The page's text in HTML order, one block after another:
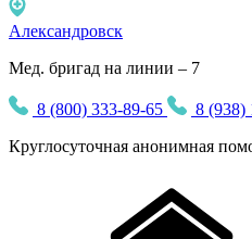
Александровск
Мед. бригад на линии – 7
8 (800) 333-89-65
8 (938)
Круглосуточная анонимная